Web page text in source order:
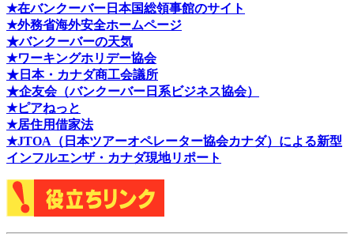
★在バンクーバー日本国総領事館のサイト
★外務省海外安全ホームページ
★バンクーバーの天気
★ワーキングホリデー協会
★日本・カナダ商工会議所
★企友会（バンクーバー日系ビジネス協会）
★ピアねっと
★居住用借家法
★JTOA（日本ツアーオペレーター協会カナダ）による新型
インフルエンザ・カナダ現地リポート